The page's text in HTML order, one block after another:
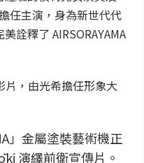
任主演，身為新世代代
詮釋了 AIRSORAYAMA
片，由光希擔任形象大